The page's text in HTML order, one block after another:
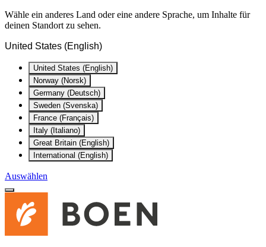
Wähle ein anderes Land oder eine andere Sprache, um Inhalte für
deinen Standort zu sehen.
United States (English)
United States (English)
Norway (Norsk)
Germany (Deutsch)
Sweden (Svenska)
France (Français)
Italy (Italiano)
Great Britain (English)
International (English)
Auswählen